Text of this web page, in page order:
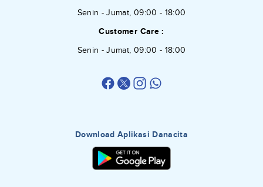
Senin - Jumat, 09:00 - 18:00
Customer Care :
Senin - Jumat, 09:00 - 18:00
Download Aplikasi Danacita